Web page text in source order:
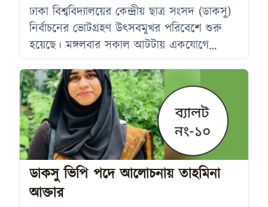
ঢাকা বিশ্ববিদ্যালয়ের কেন্দ্রীয় ছাত্র সংসদ (ডাকসু)
নির্বাচনের ভোটগ্রহণ উৎসবমুখর পরিবেশে শুরু
হয়েছে। মঙ্গলবার সকাল আটটায় একযোগে
ক্যাম্পাসের আটটি কেন্দ্রে ভোটগ্রহণ শুরু হয়, যা
বিরতিহীনভাবে চলবে বিকেল চারটা পর্যন্ত।
দীর্ঘদিন পর অনুষ্ঠিত এই নির্বাচনে শিক্ষার্থীদের
মাঝে ব্যাপক উচ্ছ্বাস ও উদ্দীপনা লক্ষ্য করা যাচ্ছে।
সকাল থেকেই প্রতিটি কেন্দ্রে দীর্ঘ লাইন দেখা
যায়। বিশেষ করে টিএসসিকেন্দ্রের ভোটারদের
লাইন এতটাই দীর্ঘ হয়েছে যে তা টিএসসির
ডাকসু ভিপি পদে আলোচনায় তাহমিনা
আক্তার